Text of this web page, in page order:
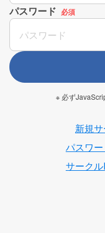
パスワード 必須
※ 必ず
新規
パスワ
サーク